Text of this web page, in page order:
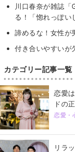
川口春奈が雑誌「
る！「惚れっぽい
諦めるな！女性が
付き合いやすいが
カテゴリー記事一覧
恋愛
ドの
恋愛・
リラ